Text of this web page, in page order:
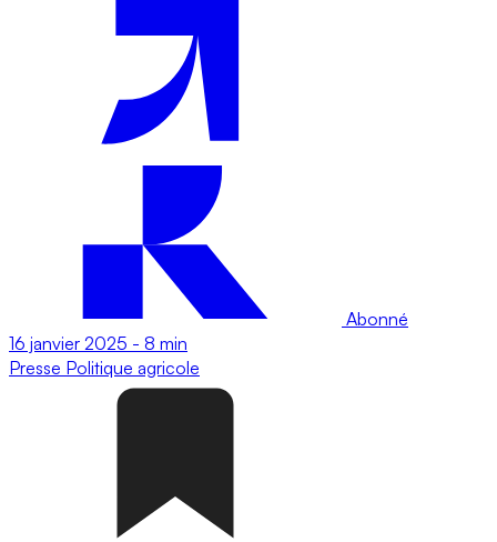
Abonné
16 janvier 2025 - 8 min
Presse Politique agricole